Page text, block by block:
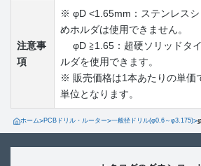
注意事
項
※ φD <1.65mm：ステンレス
めホルダは使用できません。
φD ≧1.65：超硬ソリッドタ
ルダを使用できます。
※ 販売価格は1本あたりの単価
単位となります。
ホーム>PCBドリル・ルーター>一般径ドリル(φ0.6～φ3.175)>